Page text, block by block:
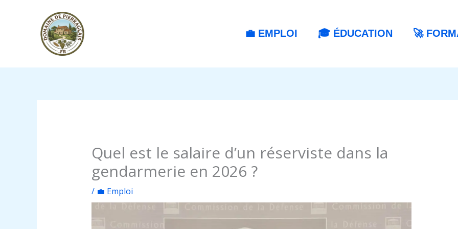
💼 EMPLOI 🎓 ÉDUCATION 🚀
Quel est le salaire d’un réserviste dans la
gendarmerie en 2026 ?
/ 💼 Emploi